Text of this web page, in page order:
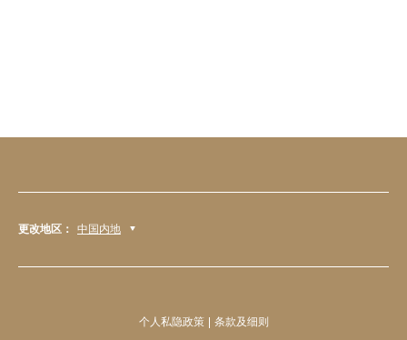
更改地区： 中国内地
个人私隐政策 条款及细则